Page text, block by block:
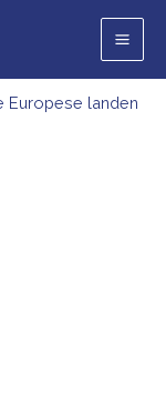
Europese landen